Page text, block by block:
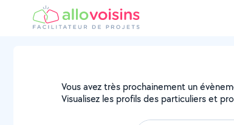
Vous avez très prochainement un
Visualisez les profils des particuliers et